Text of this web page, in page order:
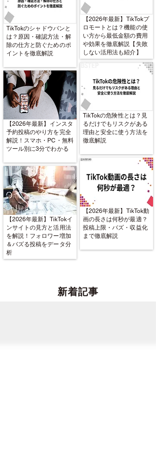
TikTokのシャドウバンと
は？原因・確認方法・解
除の仕方と防ぐためのポ
イントを徹底解説
【2026年最新】インスタ
予約投稿のやり方を完全
解説！スマホ・PC・無料
ツール別に3分でわかる
【2026年最新】TikTokイ
ンサイトの見方と活用法
を解説！フォロワー増加
＆バズる投稿をデータ分
析
【2026年最新】TikTokプ
ロモートとは？機能の使
い方から最低金額の費用
や効果を徹底解説【失敗
しない活用法も紹介】
TikTokの危険性とは？見
るだけでもリスクがある
理由と安全に使う方法を
徹底解説
【2026年最新】TikTok動
画の長さは何秒が最適？
投稿上限・バズ・収益化
まで徹底解説
新着記事